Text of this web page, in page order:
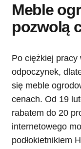
Meble
pozwolą
Po ciężkiej pracy
odpoczynek,
się meble
cenach. Od 19
rabatem do 20
internetowego
podłokietnikiem